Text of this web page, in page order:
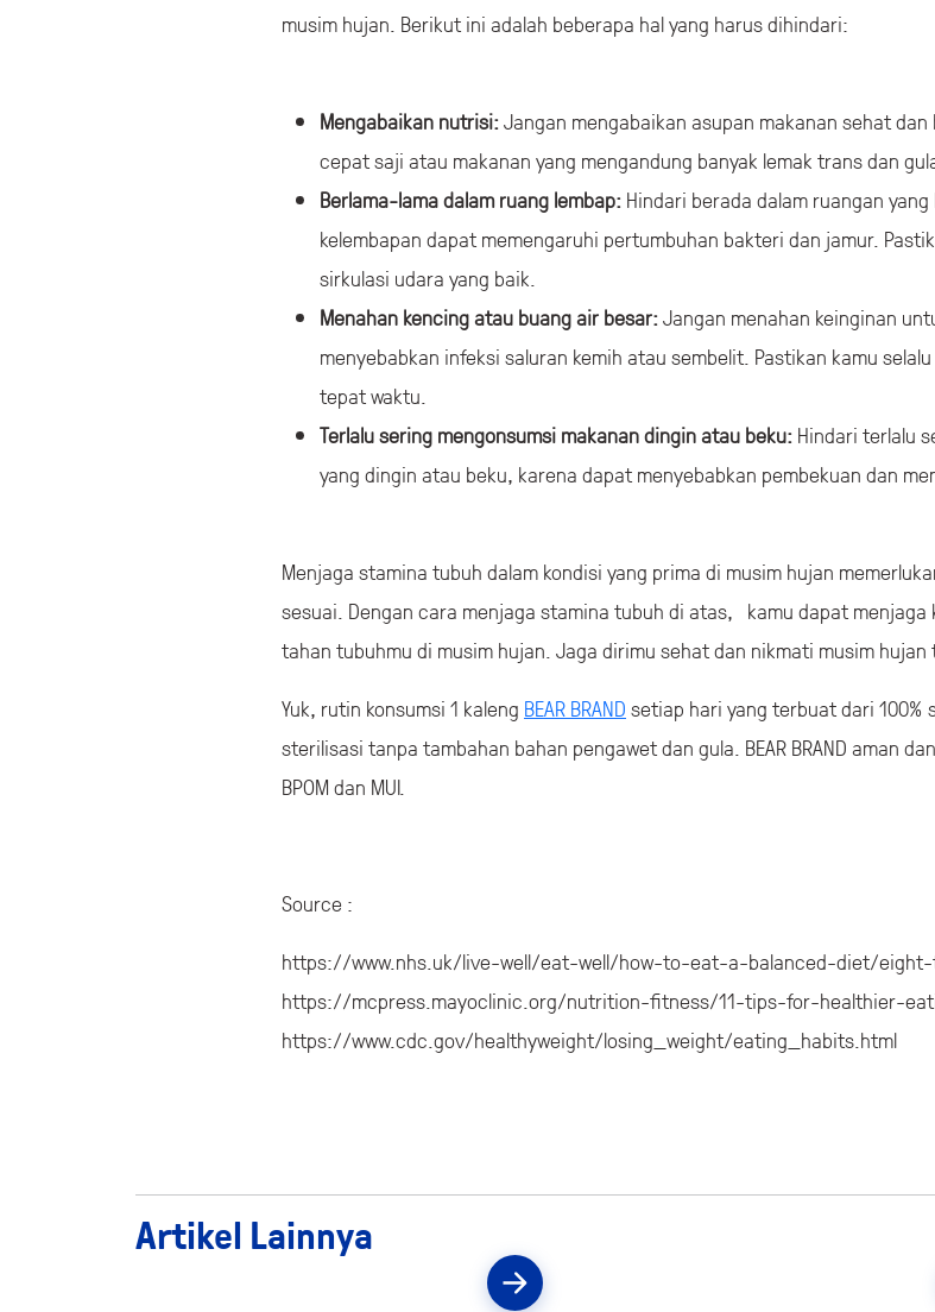
musim hujan. Berikut ini adalah beberapa hal yang harus dihindari:
Mengabaikan nutrisi:Jangan mengabaikan asupan makanan sehat
cepat saji atau makanan yang mengandung banyak lemak trans dan
Berlama-lama dalam ruang lembap: Hindari berada dalam ruangan
kelembapan dapat memengaruhi pertumbuhan bakteri dan jamur.
sirkulasi udara yang baik.
Menahan kencing atau buang air besar:Jangan menahan keinginan
menyebabkan infeksi saluran kemih atau sembelit. Pastikan kamu
tepat waktu.
Terlalu sering mengonsumsi makanan dingin atau beku: Hindari terlalu
yang dingin atau beku, karena dapat menyebabkan pembekuan dan
Menjaga stamina tubuh dalam kondisi yang prima di musim hujan
sesuai. Dengan cara menjaga stamina tubuh di atas, kamu dapat
tahan tubuhmu di musim hujan. Jaga dirimu sehat dan nikmati musim
Yuk, rutin konsumsi 1 kaleng BEAR BRAND setiap hari yang terbuat dari 100%
sterilisasi tanpa tambahan bahan pengawet dan gula. BEAR BRAND aman
BPOM dan MUI.
Source :
https://www.nhs.uk/live-well/eat-well/how-to-eat-a-balanced-diet/
https://mcpress.mayoclinic.org/nutrition-fitness/11-tips-for-healthier-
https://www.cdc.gov/healthyweight/losing_weight/eating_habits.html
Artikel Lainnya